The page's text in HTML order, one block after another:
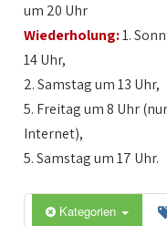
um 20 Uhr
Wiederholung:1.
14 Uhr,
2. Samstag um 13 Uhr,
5. Freitag um 8 Uhr
Internet),
5. Samstag um 17 Uhr.
Kategorien
3:00
5:00
6:00